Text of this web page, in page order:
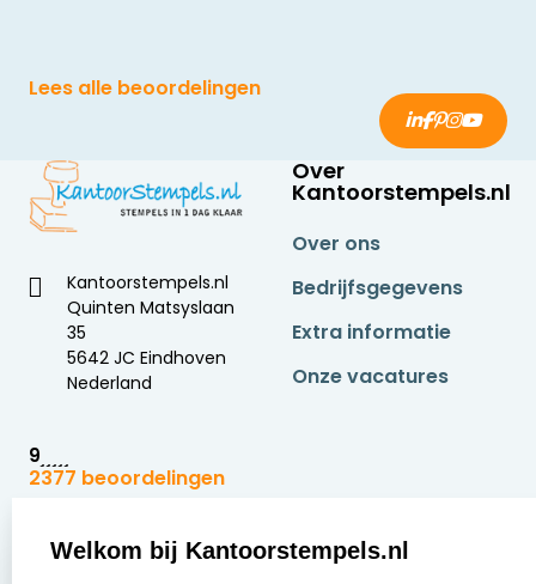
Lees alle beoordelingen
Kantoorstempels.nl
Quinten Matsyslaan
35
5642 JC Eindhoven
Nederland
9
2377 beoordelingen
Over
Kantoorstempels.nl
Over ons
Bedrijfsgegevens
Extra informatie
Onze vacatures
Zakelijk: Klantenservice:
Welkom bij Kantoorstempels.nl